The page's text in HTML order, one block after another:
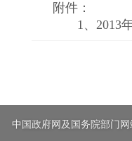
附件：
1、 2013
中国政府网及国务院部门网